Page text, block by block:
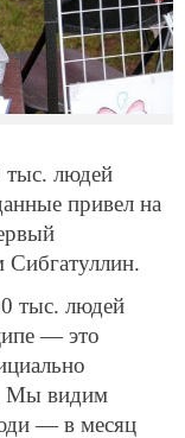
тыс. людей
привел на
Сибгатуллин.
тыс. людей
— это
Мы видим
— в месяц